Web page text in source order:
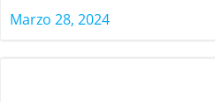
Marzo 28, 2024